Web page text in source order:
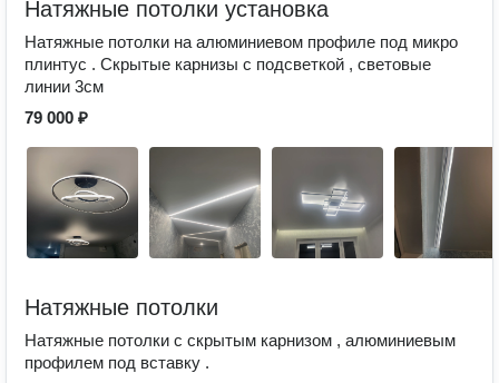
Натяжные потолки установка
Натяжные потолки на алюминиевом профиле под микро
плинтус . Скрытые карнизы с подсветкой , световые
линии 3см
79 000 ₽
Натяжные потолки
Натяжные потолки с скрытым карнизом , алюминиевым
профилем под вставку .